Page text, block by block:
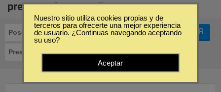
presencial en España
Posgrados Industria Automotriz
Presencial
FILTRAR
Nuestro sitio utiliza cookies propias y de
terceros para ofrecerte una mejor experiencia
de usuario. ¿Continuas navegando aceptando
su uso?
Aceptar